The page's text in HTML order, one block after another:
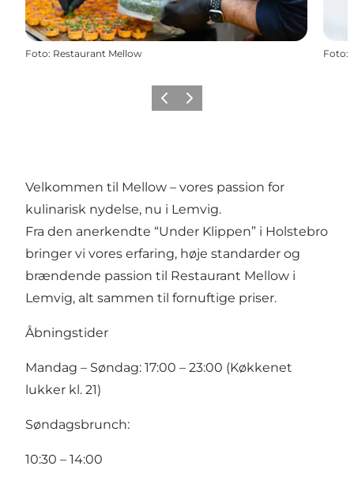
Foto: Restaurant Mellow Foto:
ForrigeNæste
Velkommen til Mellow – vores passion for
kulinarisk nydelse, nu i Lemvig.
Fra den anerkendte “Under Klippen” i Holstebro
bringer vi vores erfaring, høje standarder og
brændende passion til Restaurant Mellow i
Lemvig, alt sammen til fornuftige priser.
Åbningstider
Mandag – Søndag: 17:00 – 23:00 (Køkkenet
lukker kl. 21)
Søndagsbrunch:
10:30 – 14:00